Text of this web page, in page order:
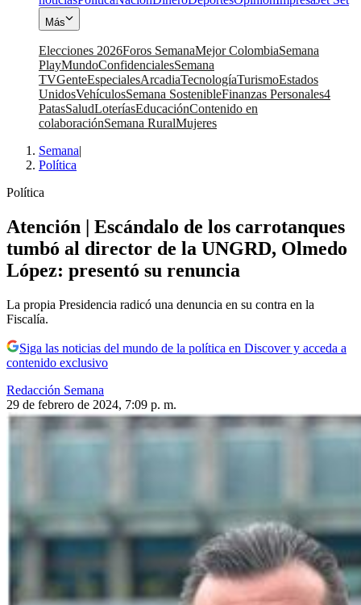
Más
Elecciones 2026Foros SemanaMejor ColombiaSemana
PlayMundoConfidencialesSemana
TVGenteEspecialesArcadiaTecnologíaTurismoEstados
UnidosVehículosSemana SostenibleFinanzas Personales4
PatasSaludLoteríasEducaciónContenido en
colaboraciónSemana RuralMujeres
Semana|
Política
Política
Atención | Escándalo de los carrotanques
tumbó al director de la UNGRD, Olmedo
López: presentó su renuncia
La propia Presidencia radicó una denuncia en su contra en la
Fiscalía.
Siga las noticias del mundo de la política en Discover y acceda a
contenido exclusivo
Redacción Semana
29 de febrero de 2024, 7:09 p. m.